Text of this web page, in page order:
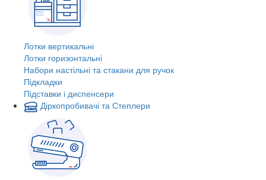
Лотки вертикальні
Лотки горизонтальні
Набори настільні та стакани для ручок
Підкладки
Підставки і диспенсери
Діркопробивачі та Степлери